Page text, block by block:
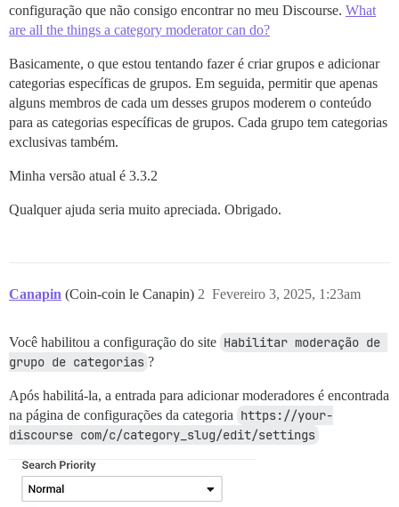
configuração que não consigo encontrar no meu Discourse. What
are all the things a category moderator can do?
Basicamente, o que estou tentando fazer é criar grupos e adicionar
categorias específicas de grupos. Em seguida, permitir que apenas
alguns membros de cada um desses grupos moderem o conteúdo
para as categorias específicas de grupos. Cada grupo tem categorias
exclusivas também.
Minha versão atual é 3.3.2
Qualquer ajuda seria muito apreciada. Obrigado.
Canapin (Coin-coin le Canapin) Fevereiro 3, 2025, 1:23am
2
Você habilitou a configuração do site Habilitar moderação de
grupo de categorias ?
Após habilitá-la, a entrada para adicionar moderadores é encontrada
na página de configurações da categoria https://your-
discourse com/c/category_slug/edit/settings